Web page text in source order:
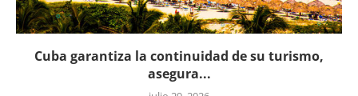
Cuba garantiza la continuidad de su turismo,
asegura...